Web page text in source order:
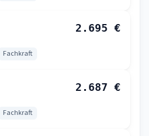
2.695 €
Fachkraft
2.687 €
Fachkraft